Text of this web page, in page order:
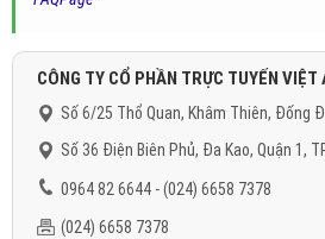
CÔNG TY CỔ PHẦN TRỰC TUYẾN VIỆT
Số 6/25 Thổ Quan, Khâm Thiên, Đống
Số 36 Điện Biên Phủ, Đa Kao, Quận 1,
0964 82 6644 - (024) 6658 7378
(024) 6658 7378